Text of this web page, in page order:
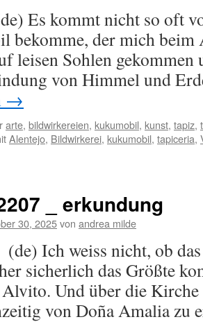
Es kommt nicht so oft
bekomme, der mich beim
leisen Sohlen
von Himmel und
→
arte, bildwirkereien, kukumobil, kunst, tapiz,
Alentejo, Bildwirkerei, kukumobil, tapiceria,
_ erkundung
30, 2025von andrea milde
Ich weiss nicht, ob das
sicherlich das Größte
Und über die
von Doña Amalia zu